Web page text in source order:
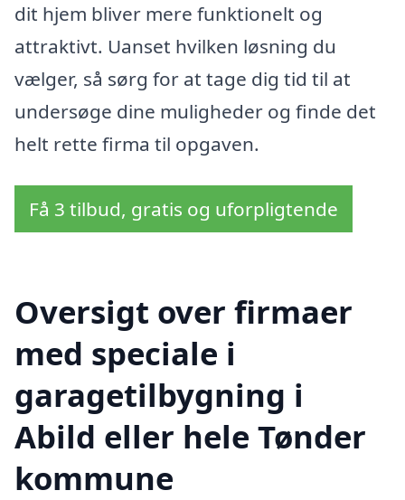
dit hjem bliver mere funktionelt og
attraktivt. Uanset hvilken løsning du
vælger, så sørg for at tage dig tid til at
undersøge dine muligheder og finde det
helt rette firma til opgaven.
Få 3 tilbud, gratis og uforpligtende
Oversigt over firmaer
med speciale i
garagetilbygning i
Abild eller hele Tønder
kommune